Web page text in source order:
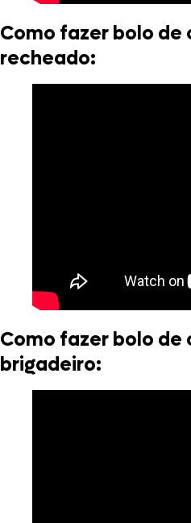
Como fazer bolo de
recheado:
Como fazer bolo de
brigadeiro: